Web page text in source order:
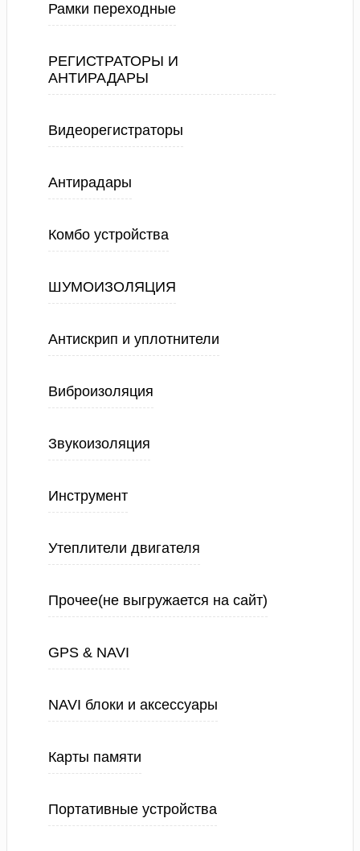
Рамки переходные
РЕГИСТРАТОРЫ И
АНТИРАДАРЫ
Видеорегистраторы
Антирадары
Комбо устройства
ШУМОИЗОЛЯЦИЯ
Антискрип и уплотнители
Виброизоляция
Звукоизоляция
Инструмент
Утеплители двигателя
Прочее(не выгружается на сайт)
GPS & NAVI
NAVI блоки и аксессуары
Карты памяти
Портативные устройства